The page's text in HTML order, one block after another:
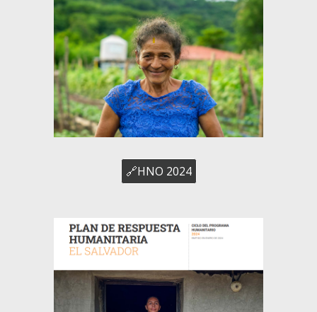
🔗HNO 2024